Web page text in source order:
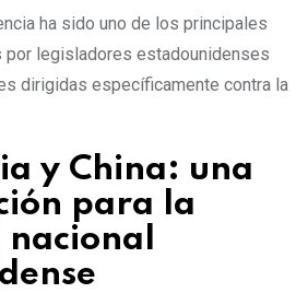
ha sido uno de los principales
legisladores estadounidenses
dirigidas específicamente contra la
y China: una
para la